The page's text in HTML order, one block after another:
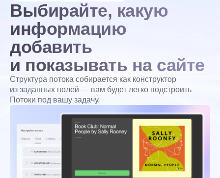
Выбирайте, какую
информацию
добавить
и показывать на сайте
Структура потока собирается как конструктор
из заданных полей — вам будет легко подстроить
Потоки под вашу задачу.